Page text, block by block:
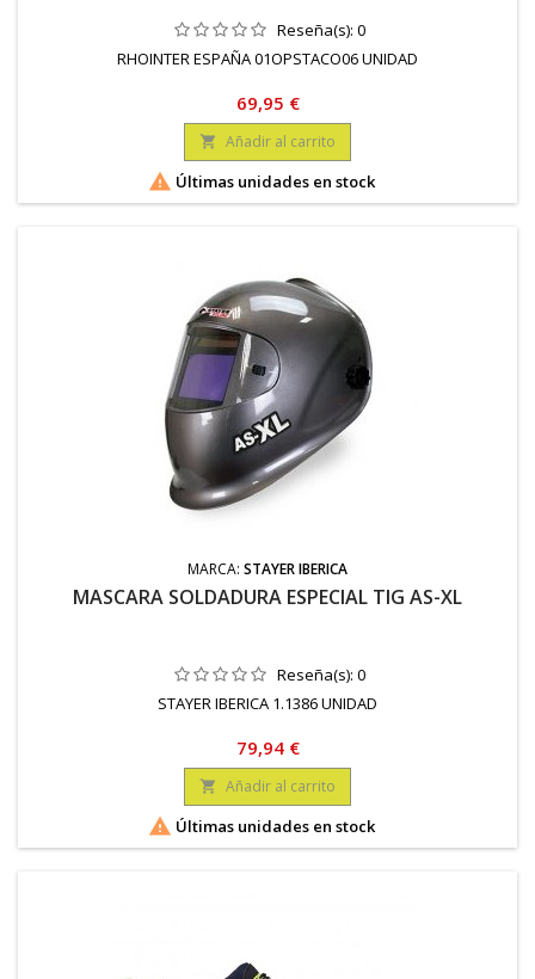
Reseña(s): 0
RHOINTER ESPAÑA 01OPSTACO06 UNIDAD
Precio
69,95 €
 Añadir al carrito
 Últimas unidades en stock
MARCA: STAYER IBERICA
MASCARA SOLDADURA ESPECIAL TIG AS-XL
Reseña(s): 0
STAYER IBERICA 1.1386 UNIDAD
Precio
79,94 €
 Añadir al carrito
 Últimas unidades en stock